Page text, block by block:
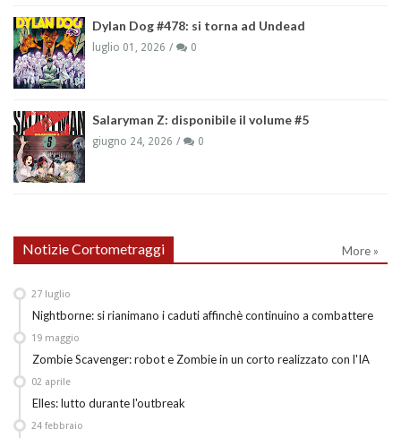
Dylan Dog #478: si torna ad Undead
luglio 01, 2026 0
Salaryman Z: disponibile il volume #5
giugno 24, 2026 0
Notizie Cortometraggi More »
Nightborne: si rianimano i caduti affinchè continuino a combattere
27 luglio
Zombie Scavenger: robot e Zombie in un corto realizzato con l'IA
19 maggio
Elles: lutto durante l'outbreak
02 aprile
24 febbraio